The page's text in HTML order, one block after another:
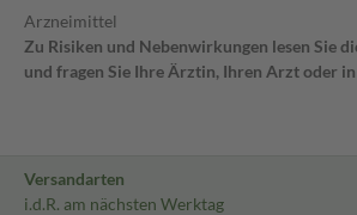
Arzneimittel
Zu Risiken und Nebenwirkungen lesen Sie
und fragen Sie Ihre Ärztin, Ihren Arzt oder
Versandarten
i.d.R. am nächsten Werktag